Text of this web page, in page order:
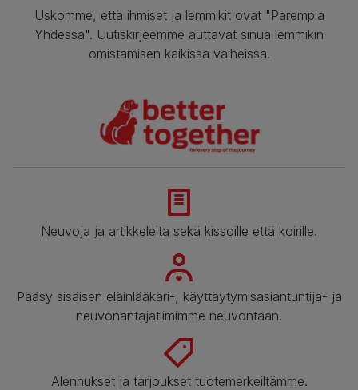
Uskomme, että ihmiset ja lemmikit ovat "Parempia
Yhdessä". Uutiskirjeemme auttavat sinua lemmikin
omistamisen kaikissa vaiheissa.
Neuvoja ja artikkeleita sekä kissoille että koirille.
Pääsy sisäisen eläinlääkäri-, käyttäytymisasiantuntija- ja
neuvonantajatiimimme neuvontaan.
Alennukset ja tarjoukset tuotemerkeiltämme.